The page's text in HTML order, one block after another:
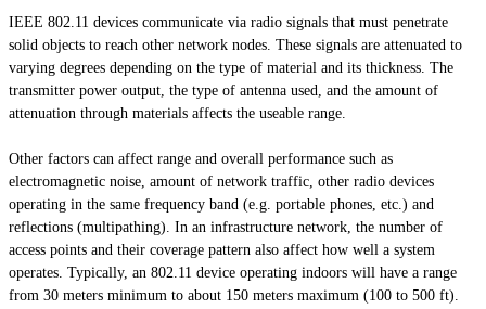
IEEE 802.11 devices communicate via radio signals that must penetrate
solid objects to reach other network nodes. These signals are attenuated to
varying degrees depending on the type of material and its thickness. The
transmitter power output, the type of antenna used, and the amount of
attenuation through materials affects the useable range.
Other factors can affect range and overall performance such as
electromagnetic noise, amount of network traffic, other radio devices
operating in the same frequency band (e.g. portable phones, etc.) and
reflections (multipathing). In an infrastructure network, the number of
access points and their coverage pattern also affect how well a system
operates. Typically, an 802.11 device operating indoors will have a range
from 30 meters minimum to about 150 meters maximum (100 to 500 ft).